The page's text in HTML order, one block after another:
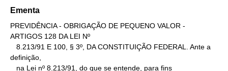
Ementa
PREVIDÊNCIA - OBRIGAÇÃO DE PEQUENO VALOR -
ARTIGOS 128 DA LEI Nº
definição,